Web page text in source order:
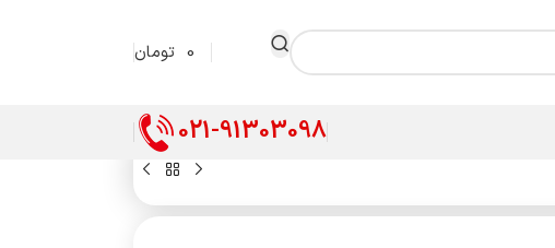
0 تومان
021-91303098